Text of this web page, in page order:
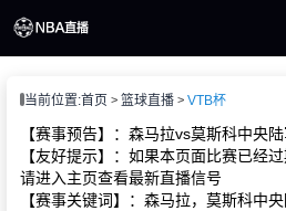
播
闻
当前位置:首页 篮球直播 VTB杯
【赛事预告】：森马拉vs莫斯科中央
【友好提示】：如果本页面比赛已经
请进入主页查看最新直播信号
【赛事关键词】：森马拉，莫斯科中